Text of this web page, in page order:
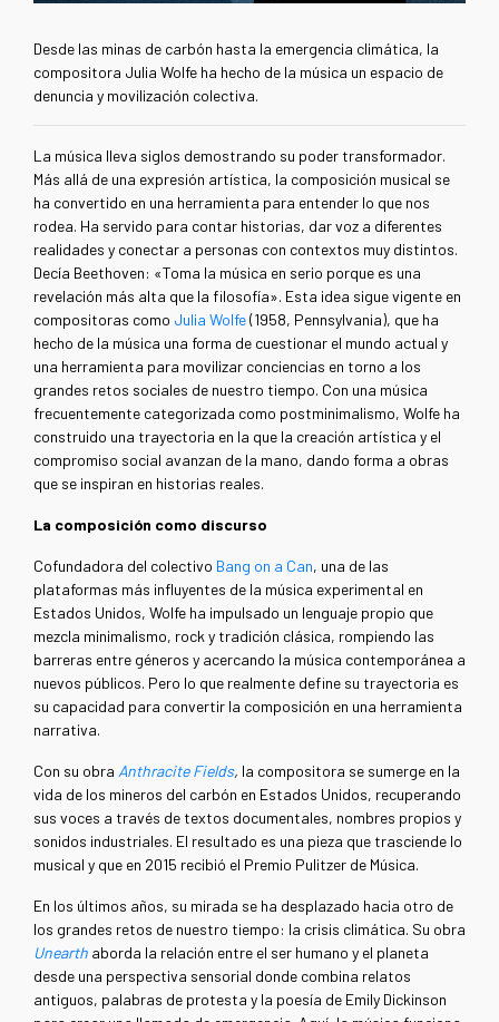
Desde las minas de carbón hasta la emergencia climática, la
compositora Julia Wolfe ha hecho de la música un espacio de
denuncia y movilización colectiva.
La música lleva siglos demostrando su poder transformador.
Más allá de una expresión artística, la composición musical se
ha convertido en una herramienta para entender lo que nos
rodea. Ha servido para contar historias, dar voz a diferentes
realidades y conectar a personas con contextos muy distintos.
Decía Beethoven: «Toma la música en serio porque es una
revelación más alta que la filosofía». Esta idea sigue vigente en
compositoras como Julia Wolfe(1958, Pennsylvania), que ha
hecho de la música una forma de cuestionar el mundo actual y
una herramienta para movilizar conciencias en torno a los
grandes retos sociales de nuestro tiempo. Con una música
frecuentemente categorizada como postminimalismo, Wolfe ha
construido una trayectoria en la que la creación artística y el
compromiso social avanzan de la mano, dando forma a obras
que se inspiran en historias reales.
La composición como discurso
Cofundadora del colectivo Bang on a Can, una de las
plataformas más influyentes de la música experimental en
Estados Unidos, Wolfe ha impulsado un lenguaje propio que
mezcla minimalismo, rock y tradición clásica, rompiendo las
barreras entre géneros y acercando la música contemporánea a
nuevos públicos. Pero lo que realmente define su trayectoria es
su capacidad para convertir la composición en una herramienta
narrativa.
Con su obra Anthracite Fields, la compositora se sumerge en la
vida de los mineros del carbón en Estados Unidos, recuperando
sus voces a través de textos documentales, nombres propios y
sonidos industriales. El resultado es una pieza que trasciende lo
musical y que en 2015 recibió el Premio Pulitzer de Música.
En los últimos años, su mirada se ha desplazado hacia otro de
los grandes retos de nuestro tiempo: la crisis climática. Su obra
Unearth aborda la relación entre el ser humano y el planeta
desde una perspectiva sensorial donde combina relatos
antiguos, palabras de protesta y la poesía de Emily Dickinson